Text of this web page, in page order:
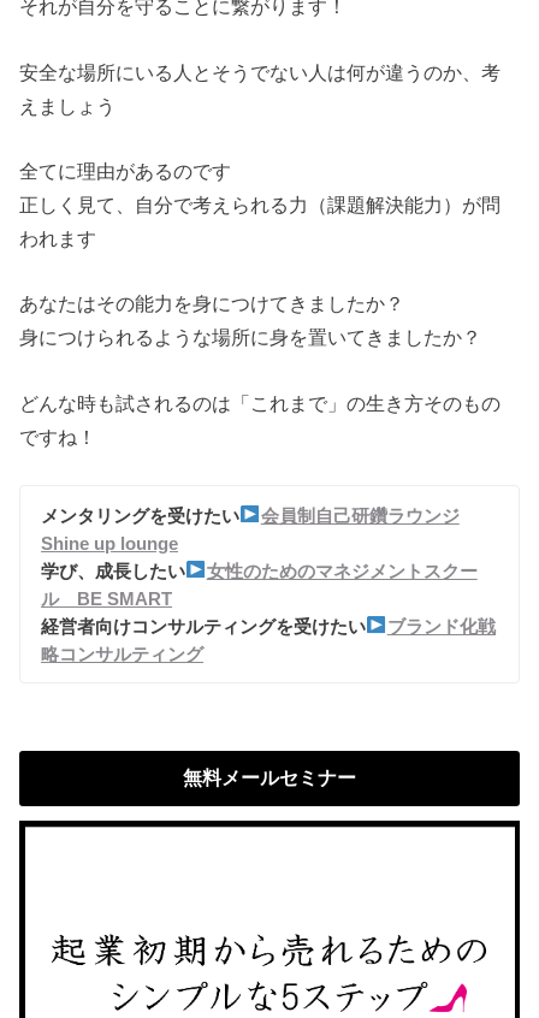
それが自分を守ることに繋がります！
安全な場所にいる人とそうでない人は何が違うのか、考
えましょう
全てに理由があるのです
正しく見て、自分で考えられる力（課題解決能力）が問
われます
あなたはその能力を身につけてきましたか？
身につけられるような場所に身を置いてきましたか？
どんな時も試されるのは「これまで」の生き方そのもの
ですね！
メンタリングを受けたい
会員制自己研鑽ラウンジ
Shine up lounge
学び、成長したい
女性のためのマネジメントスクー
ル BE SMART
経営者向けコンサルティングを受けたい
ブランド化戦
略コンサルティング
無料メールセミナー